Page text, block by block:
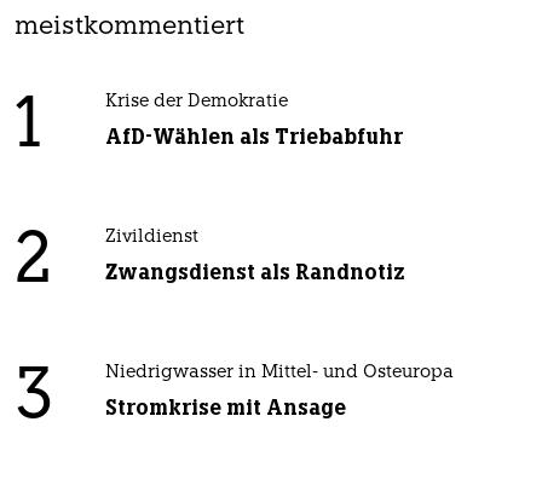
meistkommentiert
1 Krise der Demokratie
AfD-Wählen als Triebabfuhr
2 Zivildienst
Zwangsdienst als Randnotiz
3 Niedrigwasser in Mittel- und Osteuropa
Stromkrise mit Ansage